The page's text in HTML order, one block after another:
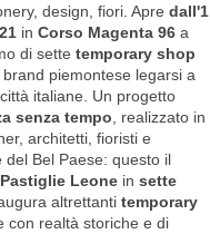
design, fiori. Apre dall'1
in Corso Magenta 96 a
di sette temporary shop
piemontese legarsi a
italiane. Un progetto
senza tempo, realizzato in
architetti, fioristi e
Bel Paese: questo il
Pastiglie Leone in sette
altrettanti temporary
con realtà storiche e di